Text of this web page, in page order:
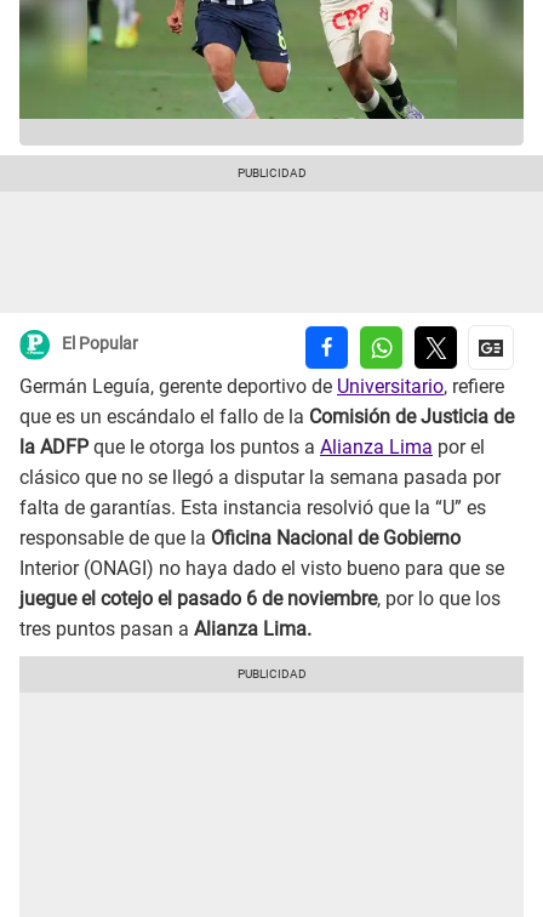
El Popular
Germán Leguía, gerente deportivo de Universitario, refiere
que es un escándalo el fallo de la Comisión de Justicia de
la ADFPque le otorga los puntos a Alianza Lima por el
clásico que no se llegó a disputar la semana pasada por
falta de garantías. Esta instancia resolvió que la “U” es
responsable de que la Oficina Nacional de Gobierno
Interior (ONAGI) no haya dado el visto bueno para que se
juegue el cotejo el pasado 6 de noviembre, por lo que los
tres puntos pasan a Alianza Lima.